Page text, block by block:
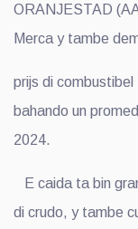
ORANJESTAD
Merca y tambe
prijs di
bahando un
2024.
E caida ta bin
di crudo, y tambe